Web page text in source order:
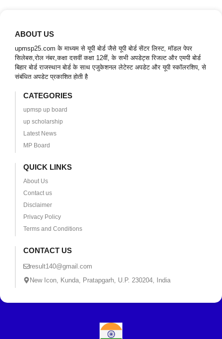
ABOUT US
upmsp25.com के माध्यम से यूपी बोर्ड जैसे यूपी बोर्ड सेंटर लिस्ट, मॉडल पेपर
सिलेबस,रोल नंबर,कक्षा दसवीं कक्षा 12वीं, के सभी अपडेट्स रिजल्ट और एमपी बोर्ड
बिहार बोर्ड राजस्थान बोर्ड के साथ एजुकेशनल लेटेस्ट अपडेट और यूपी स्कॉलरशिप, से
संबंधित अपडेट प्रकाशित होती है
CATEGORIES
upmsp up board
up scholarship
Latest News
MP Board
QUICK LINKS
About Us
Contact us
Disclaimer
Privacy Policy
Terms and Conditions
CONTACT US
result140@gmail.com
New Icon, Kunda, Pratapgarh, U.P. 230204, India